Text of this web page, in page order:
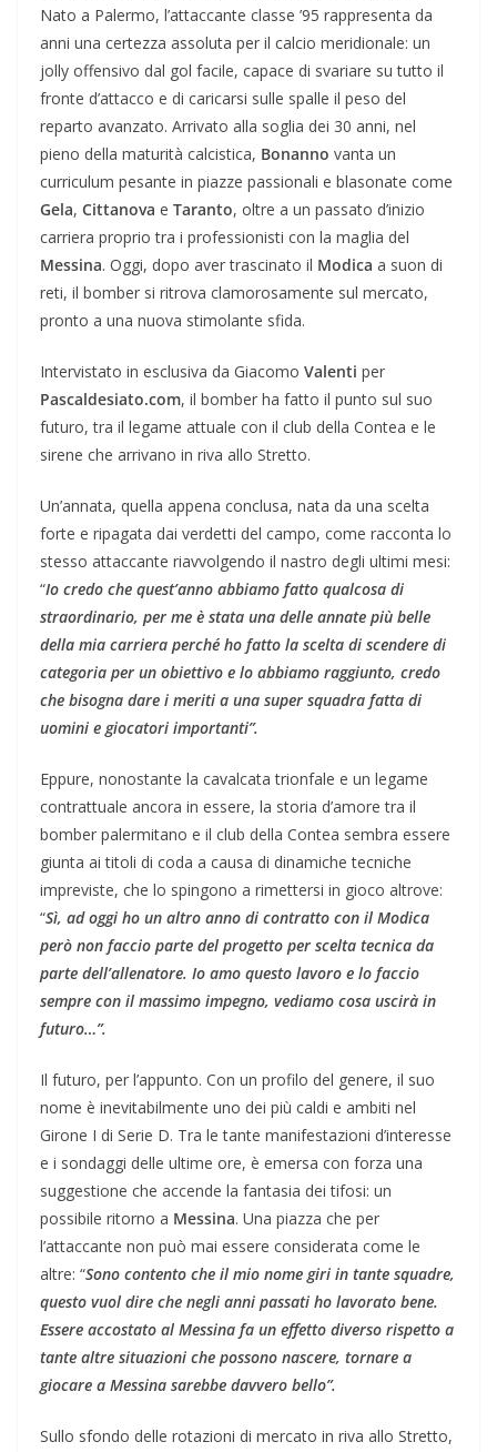
Nato a Palermo, l’attaccante classe ’95 rappresenta da
anni una certezza assoluta per il calcio meridionale: un
jolly offensivo dal gol facile, capace di svariare su tutto il
fronte d’attacco e di caricarsi sulle spalle il peso del
reparto avanzato. Arrivato alla soglia dei 30 anni, nel
pieno della maturità calcistica, Bonanno vanta un
curriculum pesante in piazze passionali e blasonate come
Gela, Cittanova e Taranto, oltre a un passato d’inizio
carriera proprio tra i professionisti con la maglia del
Messina. Oggi, dopo aver trascinato il Modica a suon di
reti, il bomber si ritrova clamorosamente sul mercato,
pronto a una nuova stimolante sfida.
Intervistato in esclusiva da Giacomo Valenti per
Pascaldesiato.com, il bomber ha fatto il punto sul suo
futuro, tra il legame attuale con il club della Contea e le
sirene che arrivano in riva allo Stretto.
​Un’annata, quella appena conclusa, nata da una scelta
forte e ripagata dai verdetti del campo, come racconta lo
stesso attaccante riavvolgendo il nastro degli ultimi mesi:
“Io credo che quest’anno abbiamo fatto qualcosa di
straordinario, per me è stata una delle annate più belle
della mia carriera perché ho fatto la scelta di scendere di
categoria per un obiettivo e lo abbiamo raggiunto, credo
che bisogna dare i meriti a una super squadra fatta di
uomini e giocatori importanti”.
​Eppure, nonostante la cavalcata trionfale e un legame
contrattuale ancora in essere, la storia d’amore tra il
bomber palermitano e il club della Contea sembra essere
giunta ai titoli di coda a causa di dinamiche tecniche
impreviste, che lo spingono a rimettersi in gioco altrove:
“Sì, ad oggi ho un altro anno di contratto con il Modica
però non faccio parte del progetto per scelta tecnica da
parte dell’allenatore. Io amo questo lavoro e lo faccio
sempre con il massimo impegno, vediamo cosa uscirà in
futuro…”.
​Il futuro, per l’appunto. Con un profilo del genere, il suo
nome è inevitabilmente uno dei più caldi e ambiti nel
Girone I di Serie D. Tra le tante manifestazioni d’interesse
e i sondaggi delle ultime ore, è emersa con forza una
suggestione che accende la fantasia dei tifosi: un
possibile ritorno a Messina. Una piazza che per
l’attaccante non può mai essere considerata come le
altre: “Sono contento che il mio nome giri in tante squadre,
questo vuol dire che negli anni passati ho lavorato bene.
Essere accostato al Messina fa un effetto diverso rispetto a
tante altre situazioni che possono nascere, tornare a
giocare a Messina sarebbe davvero bello”.
​Sullo sfondo delle rotazioni di mercato in riva allo Stretto,